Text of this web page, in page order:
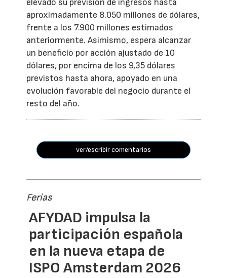
elevado su previsión de ingresos hasta
aproximadamente 8.050 millones de dólares,
frente a los 7.900 millones estimados
anteriormente. Asimismo, espera alcanzar
un beneficio por acción ajustado de 10
dólares, por encima de los 9,35 dólares
previstos hasta ahora, apoyado en una
evolución favorable del negocio durante el
resto del año.
ver/escribir comentarios
Ferias
AFYDAD impulsa la
participación española
en la nueva etapa de
ISPO Amsterdam 2026